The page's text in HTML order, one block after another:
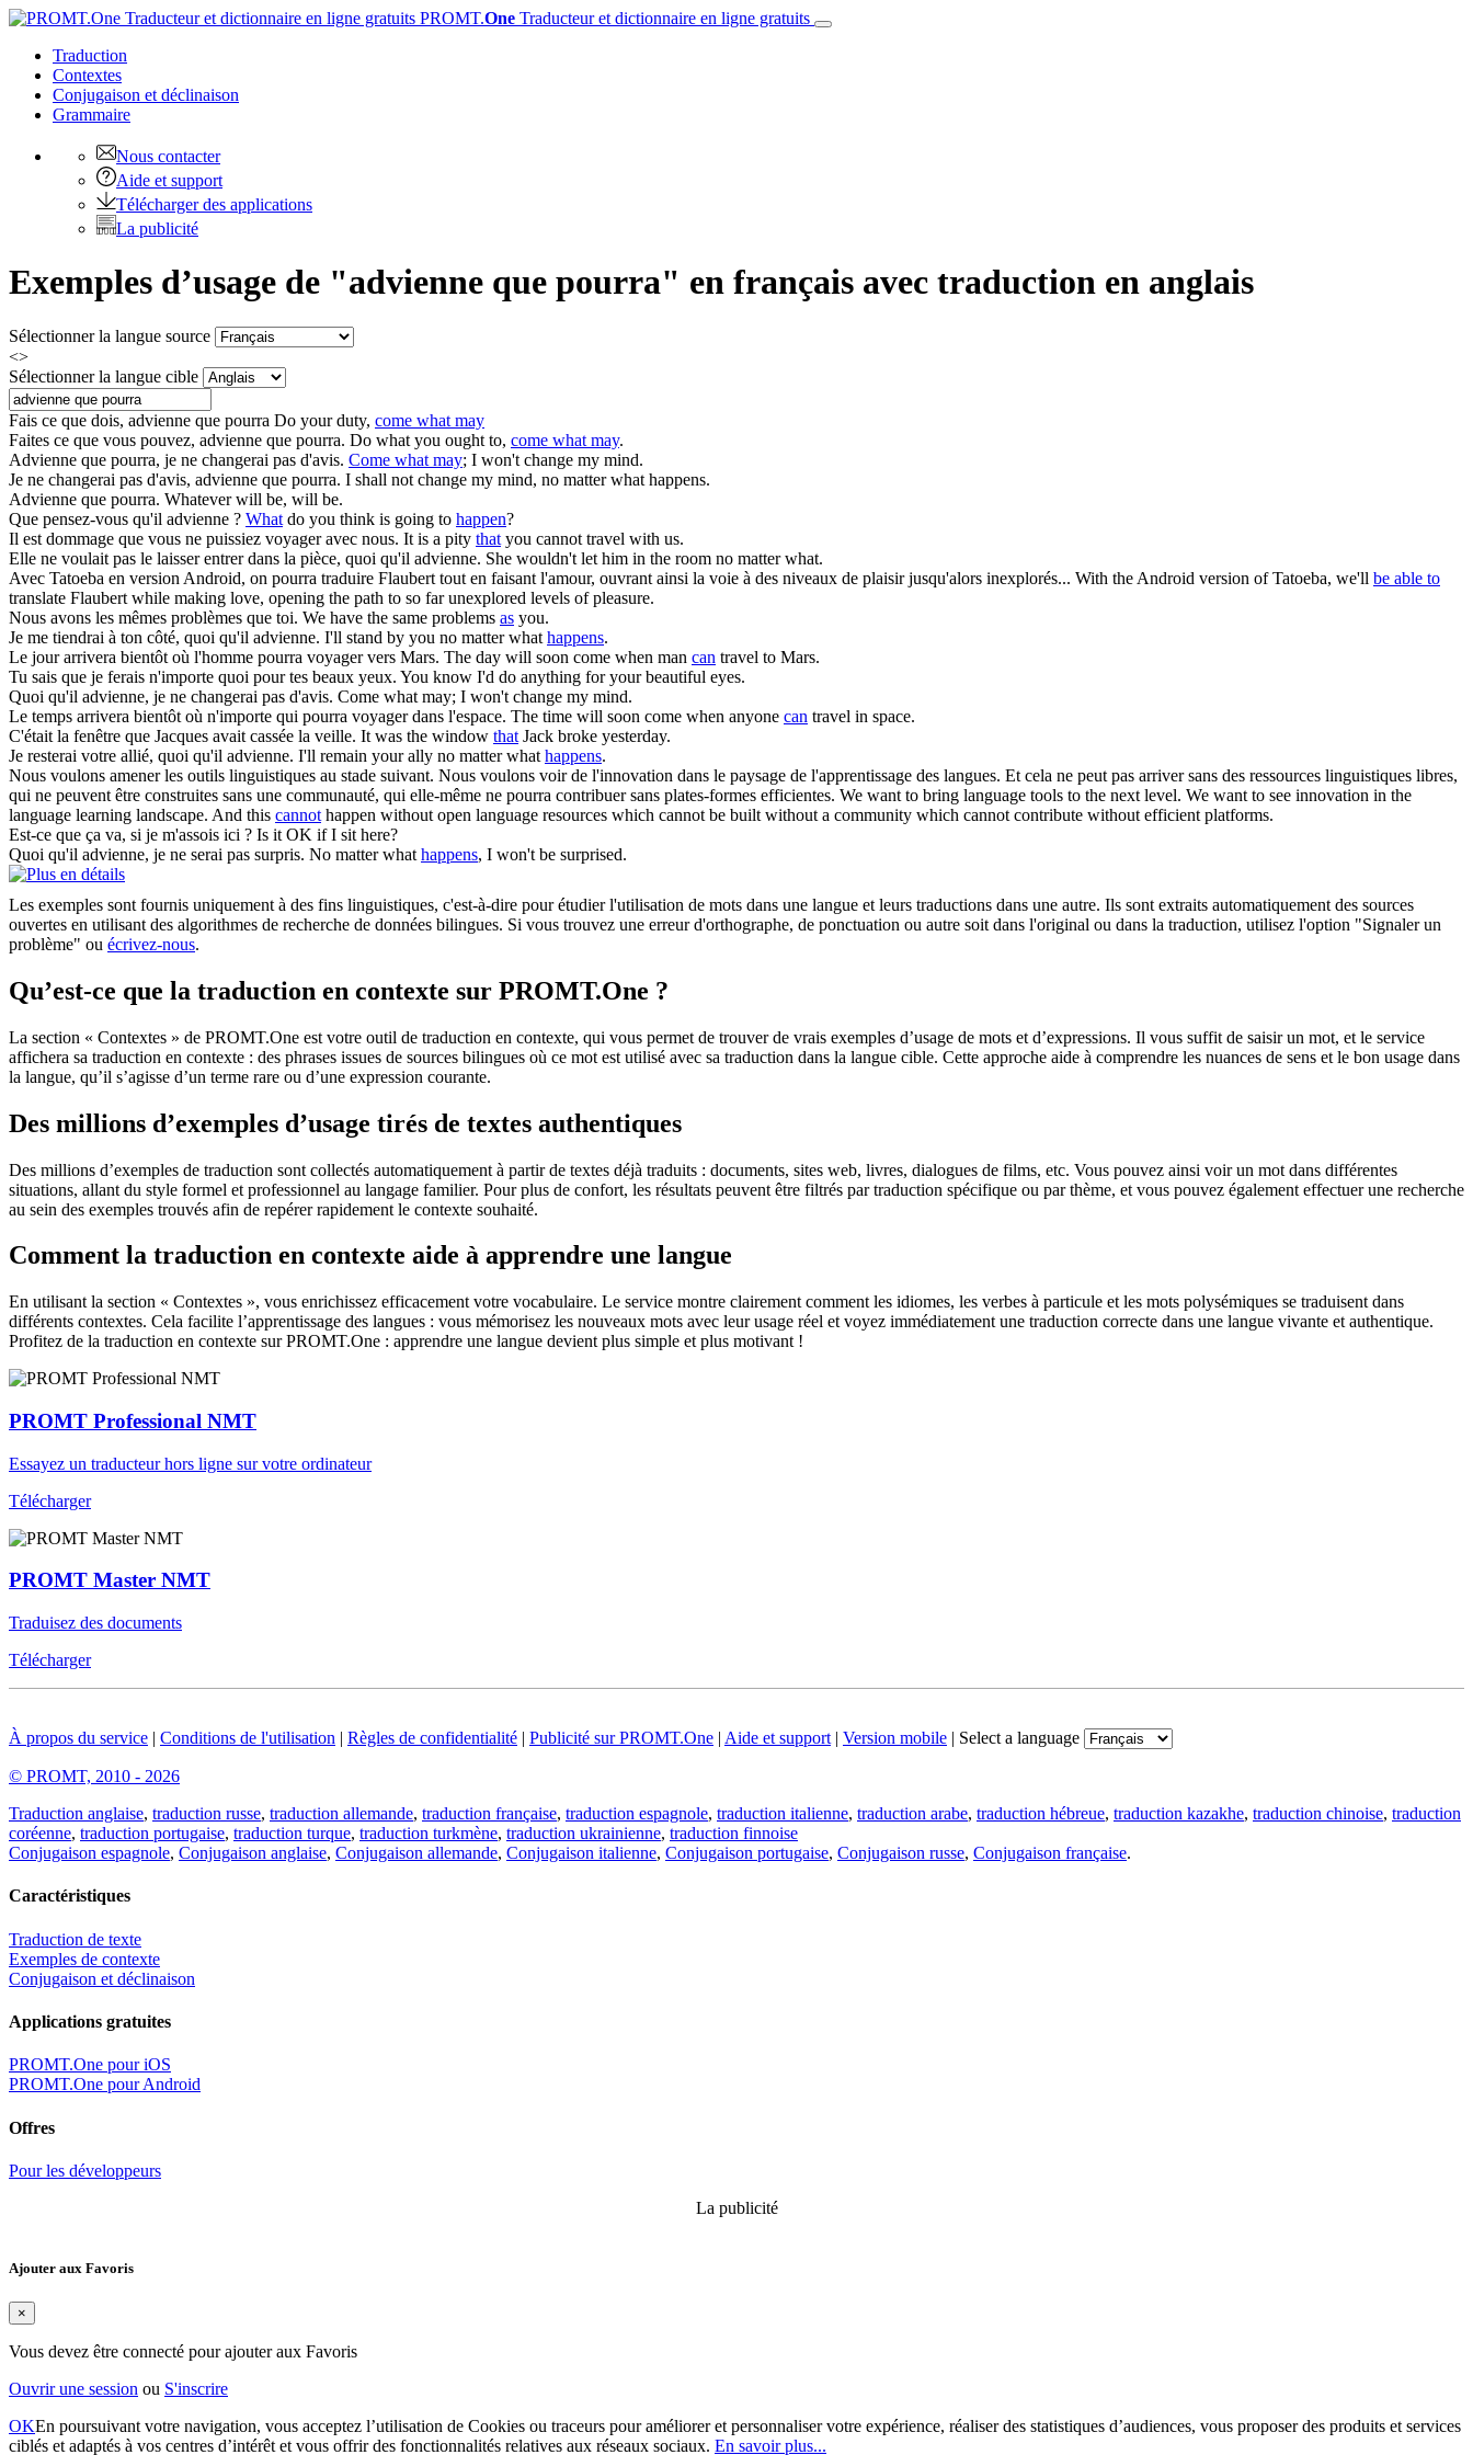
PROMT.One Traducteur et dictionnaire en ligne gratuits
Traduction
Contextes
Conjugaison et déclinaison
Grammaire
Nous contacter
Aide et support
Télécharger des applications
La publicité
Exemples d’usage de "advienne que pourra" en français avec traduction en anglais
Sélectionner la langue source
<>
Sélectionner la langue cible
Fais ce que dois, advienne que pourra Do your duty, come what may
Faites ce que vous pouvez, advienne que pourra. Do what you ought to, come what may.
Advienne que pourra, je ne changerai pas d'avis. Come what may; I won't change my mind.
Je ne changerai pas d'avis, advienne que pourra. I shall not change my mind, no matter what happens.
Advienne que pourra. Whatever will be, will be.
Que pensez-vous qu'il advienne ? What do you think is going to happen?
Il est dommage que vous ne puissiez voyager avec nous. It is a pity that you cannot travel with us.
Elle ne voulait pas le laisser entrer dans la pièce, quoi qu'il advienne. She wouldn't let him in the room no matter what.
Avec Tatoeba en version Android, on pourra traduire Flaubert tout en faisant l'amour, ouvrant ainsi la voie à des niveaux de plaisir jusqu'alors inexplorés... With the Android version of Tatoeba, we'll be able to
translate Flaubert while making love, opening the path to so far unexplored levels of pleasure.
Nous avons les mêmes problèmes que toi. We have the same problems as you.
Je me tiendrai à ton côté, quoi qu'il advienne. I'll stand by you no matter what happens.
Le jour arrivera bientôt où l'homme pourra voyager vers Mars. The day will soon come when man can travel to Mars.
Tu sais que je ferais n'importe quoi pour tes beaux yeux. You know I'd do anything for your beautiful eyes.
Quoi qu'il advienne, je ne changerai pas d'avis. Come what may; I won't change my mind.
Le temps arrivera bientôt où n'importe qui pourra voyager dans l'espace. The time will soon come when anyone can travel in space.
C'était la fenêtre que Jacques avait cassée la veille. It was the window that Jack broke yesterday.
Je resterai votre allié, quoi qu'il advienne. I'll remain your ally no matter what happens.
Nous voulons amener les outils linguistiques au stade suivant. Nous voulons voir de l'innovation dans le paysage de l'apprentissage des langues. Et cela ne peut pas arriver sans des ressources linguistiques libres,
qui ne peuvent être construites sans une communauté, qui elle-même ne pourra contribuer sans plates-formes efficientes. We want to bring language tools to the next level. We want to see innovation in the
language learning landscape. And this cannot happen without open language resources which cannot be built without a community which cannot contribute without efficient platforms.
Est-ce que ça va, si je m'assois ici ? Is it OK if I sit here?
Quoi qu'il advienne, je ne serai pas surpris. No matter what happens, I won't be surprised.
Les exemples sont fournis uniquement à des fins linguistiques, c'est-à-dire pour étudier l'utilisation de mots dans une langue et leurs traductions dans une autre. Ils sont extraits automatiquement des sources
ouvertes en utilisant des algorithmes de recherche de données bilingues. Si vous trouvez une erreur d'orthographe, de ponctuation ou autre soit dans l'original ou dans la traduction, utilisez l'option "Signaler un
problème" ou écrivez-nous.
Qu’est-ce que la traduction en contexte sur PROMT.One ?
La section « Contextes » de PROMT.One est votre outil de traduction en contexte, qui vous permet de trouver de vrais exemples d’usage de mots et d’expressions. Il vous suffit de saisir un mot, et le service
affichera sa traduction en contexte : des phrases issues de sources bilingues où ce mot est utilisé avec sa traduction dans la langue cible. Cette approche aide à comprendre les nuances de sens et le bon usage dans
la langue, qu’il s’agisse d’un terme rare ou d’une expression courante.
Des millions d’exemples d’usage tirés de textes authentiques
Des millions d’exemples de traduction sont collectés automatiquement à partir de textes déjà traduits : documents, sites web, livres, dialogues de films, etc. Vous pouvez ainsi voir un mot dans différentes
situations, allant du style formel et professionnel au langage familier. Pour plus de confort, les résultats peuvent être filtrés par traduction spécifique ou par thème, et vous pouvez également effectuer une recherche
au sein des exemples trouvés afin de repérer rapidement le contexte souhaité.
Comment la traduction en contexte aide à apprendre une langue
En utilisant la section « Contextes », vous enrichissez efficacement votre vocabulaire. Le service montre clairement comment les idiomes, les verbes à particule et les mots polysémiques se traduisent dans
différents contextes. Cela facilite l’apprentissage des langues : vous mémorisez les nouveaux mots avec leur usage réel et voyez immédiatement une traduction correcte dans une langue vivante et authentique.
Profitez de la traduction en contexte sur PROMT.One : apprendre une langue devient plus simple et plus motivant !
PROMT Professional NMT
Essayez un traducteur hors ligne sur votre ordinateur
Télécharger
PROMT Master NMT
Traduisez des documents
Télécharger
À propos du service | Conditions de l'utilisation | Règles de confidentialité | Publicité sur PROMT.One | Aide et support | Version mobile | Select a language
© PROMT, 2010 - 2026
Traduction anglaise, traduction russe, traduction allemande, traduction française, traduction espagnole, traduction italienne, traduction arabe, traduction hébreue, traduction kazakhe, traduction chinoise, traduction
coréenne, traduction portugaise, traduction turque, traduction turkmène, traduction ukrainienne, traduction finnoise
Conjugaison espagnole, Conjugaison anglaise, Conjugaison allemande, Conjugaison italienne, Conjugaison portugaise, Conjugaison russe, Conjugaison française.
Caractéristiques
Traduction de texte
Exemples de contexte
Conjugaison et déclinaison
Applications gratuites
PROMT.One pour iOS
PROMT.One pour Android
Offres
Pour les développeurs
La publicité
Ajouter aux Favoris
×
Vous devez être connecté pour ajouter aux Favoris
Ouvrir une session ou S'inscrire
OKEn poursuivant votre navigation, vous acceptez l’utilisation de Cookies ou traceurs pour améliorer et personnaliser votre expérience, réaliser des statistiques d’audiences, vous proposer des produits et services
ciblés et adaptés à vos centres d’intérêt et vous offrir des fonctionnalités relatives aux réseaux sociaux. En savoir plus...